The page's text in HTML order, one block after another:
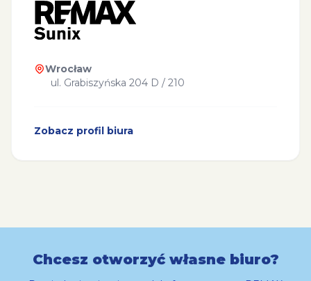
Wrocław
ul. Grabiszyńska 204 D / 210
Zobacz profil biura
Chcesz otworzyć własne biuro?